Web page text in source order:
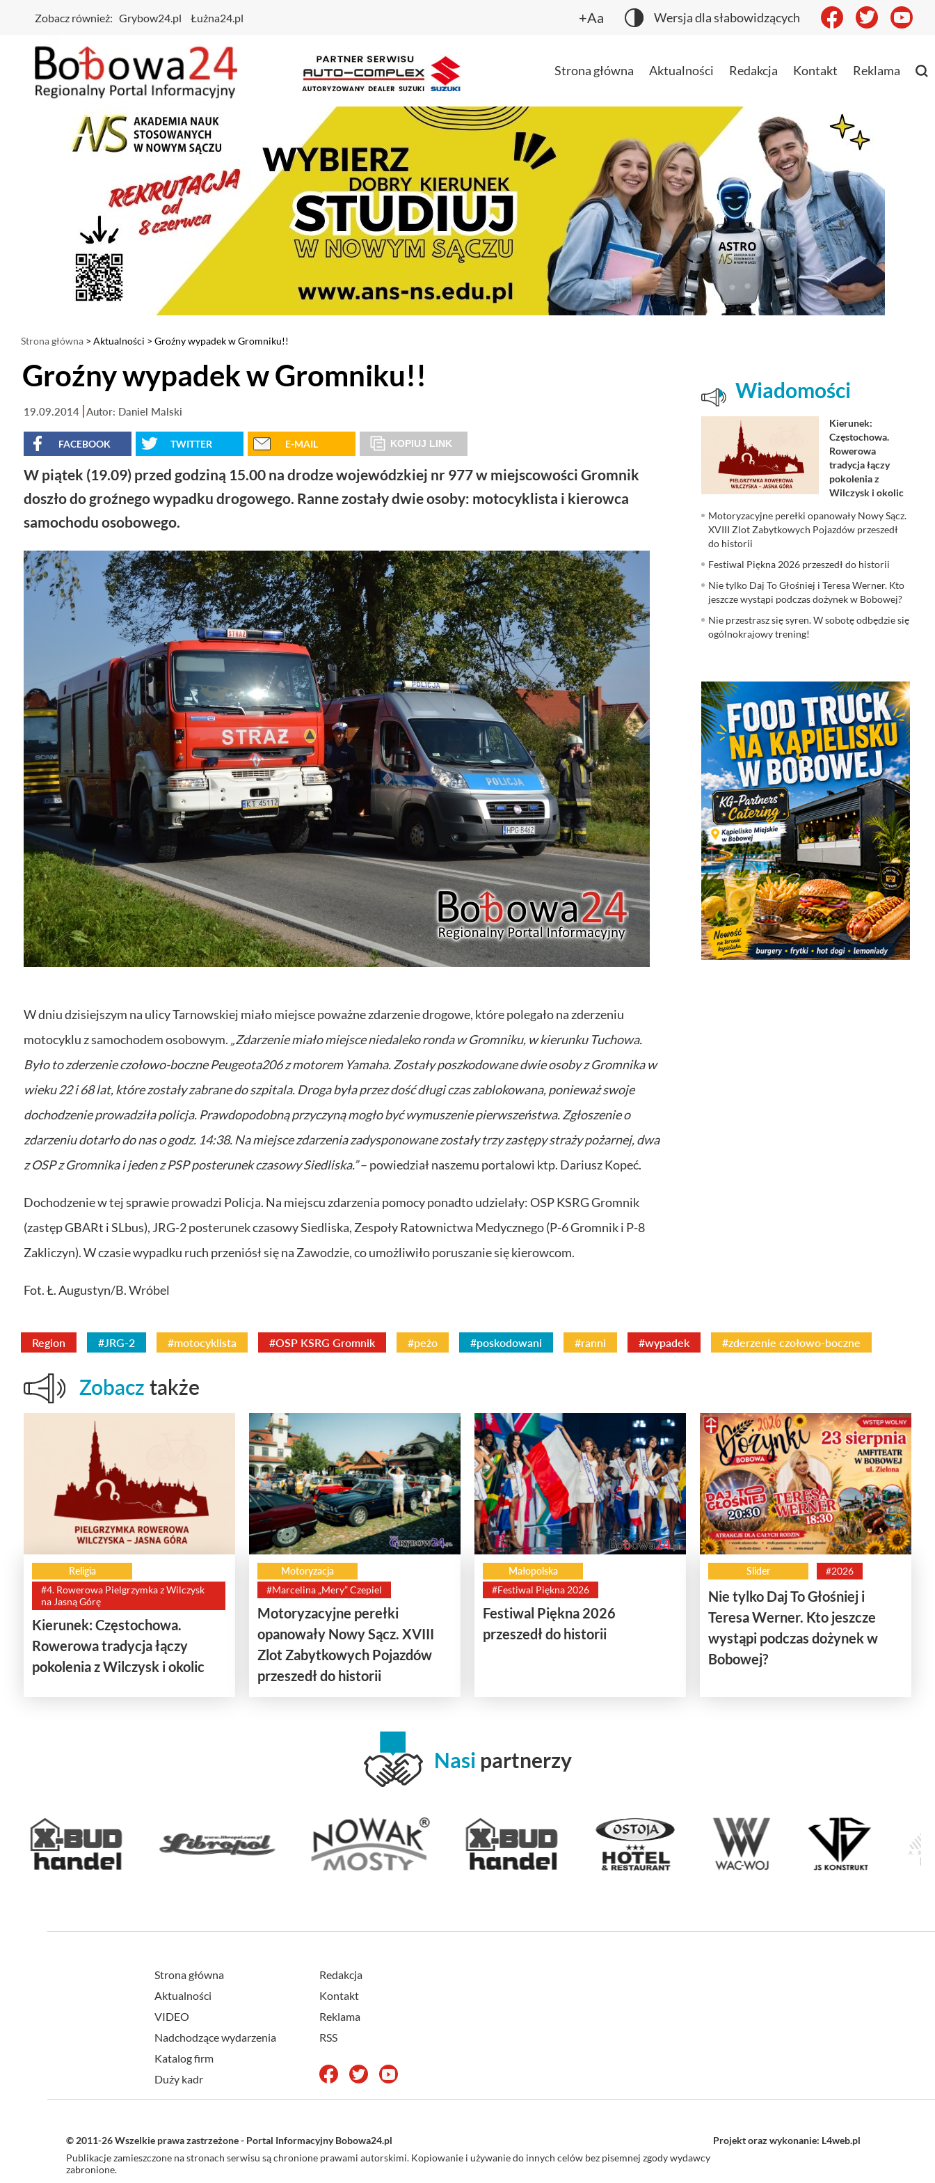
Zobacz również: Grybow24.pl Łużna24.pl +Aa Wersja dla słabowidzących
Strona główna Aktualności Redakcja Kontakt Reklama
Strona główna > Aktualności > Groźny wypadek w Gromniku!!
Groźny wypadek w Gromniku!!
19.09.2014 Autor: Daniel Malski
FACEBOOK TWITTER E-MAIL KOPIUJ LINK
W piątek (19.09) przed godziną 15.00 na drodze wojewódzkiej nr 977 w miejscowości Gromnik
doszło do groźnego wypadku drogowego. Ranne zostały dwie osoby: motocyklista i kierowca
samochodu osobowego.
W dniu dzisiejszym na ulicy Tarnowskiej miało miejsce poważne zdarzenie drogowe, które polegało na zderzeniu
motocyklu z samochodem osobowym. „Zdarzenie miało miejsce niedaleko ronda w Gromniku, w kierunku Tuchowa.
Było to zderzenie czołowo-boczne Peugeota206 z motorem Yamaha. Zostały poszkodowane dwie osoby z Gromnika w
wieku 22 i 68 lat, które zostały zabrane do szpitala. Droga była przez dość długi czas zablokowana, ponieważ swoje
dochodzenie prowadziła policja. Prawdopodobną przyczyną mogło być wymuszenie pierwszeństwa. Zgłoszenie o
zdarzeniu dotarło do nas o godz. 14:38. Na miejsce zdarzenia zadysponowane zostały trzy zastępy straży pożarnej, dwa
z OSP z Gromnika i jeden z PSP posterunek czasowy Siedliska.”– powiedział naszemu portalowi ktp. Dariusz Kopeć.
Dochodzenie w tej sprawie prowadzi Policja. Na miejscu zdarzenia pomocy ponadto udzielały: OSP KSRG Gromnik
(zastęp GBARt i SLbus), JRG-2 posterunek czasowy Siedliska, Zespoły Ratownictwa Medycznego (P-6 Gromnik i P-8
Zakliczyn). W czasie wypadku ruch przeniósł się na Zawodzie, co umożliwiło poruszanie się kierowcom.
Fot. Ł. Augustyn/B. Wróbel
Wiadomości
Kierunek:
Częstochowa.
Rowerowa
tradycja łączy
pokolenia z
Wilczysk i okolic
Motoryzacyjne perełki opanowały Nowy Sącz.
XVIII Zlot Zabytkowych Pojazdów przeszedł
do historii
Festiwal Piękna 2026 przeszedł do historii
Nie tylko Daj To Głośniej i Teresa Werner. Kto
jeszcze wystąpi podczas dożynek w Bobowej?
Nie przestrasz się syren. W sobotę odbędzie się
ogólnokrajowy trening!
Region #JRG-2 #motocyklista #OSP KSRG Gromnik #peżo #poskodowani #ranni #wypadek #zderzenie czołowo-boczne
Zobacz także
Religia
#4. Rowerowa Pielgrzymka z Wilczysk
na Jasną Górę
Kierunek: Częstochowa.
Rowerowa tradycja łączy
pokolenia z Wilczysk i okolic
Motoryzacja
#Marcelina „Mery” Czepiel
Motoryzacyjne perełki
opanowały Nowy Sącz. XVIII
Zlot Zabytkowych Pojazdów
przeszedł do historii
Małopolska
#Festiwal Piękna 2026
Festiwal Piękna 2026
przeszedł do historii
Slider #2026
Nie tylko Daj To Głośniej i
Teresa Werner. Kto jeszcze
wystąpi podczas dożynek w
Bobowej?
Nasi partnerzy
Strona główna
Aktualności
VIDEO
Nadchodzące wydarzenia
Katalog firm
Duży kadr
Redakcja
Kontakt
Reklama
RSS
© 2011-26 Wszelkie prawa zastrzeżone - Portal Informacyjny Bobowa24.pl
Publikacje zamieszczone na stronach serwisu są chronione prawami autorskimi. Kopiowanie i używanie do innych celów bez pisemnej zgody wydawcy
zabronione.
Projekt oraz wykonanie: L4web.pl